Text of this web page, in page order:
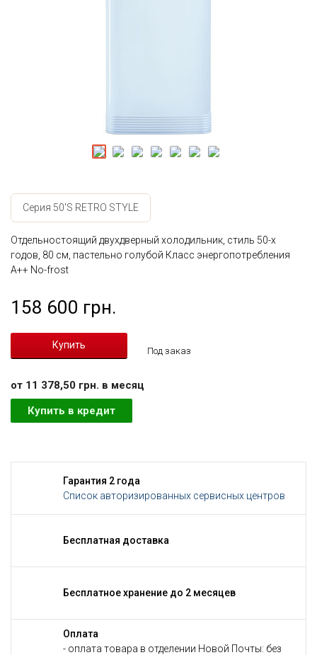
Серия 50'S RETRO STYLE
Отдельностоящий двухдверный холодильник, стиль 50-х
годов, 80 см, пастельно голубой Класс энергопотребления
А++ No-frost
158 600 грн.
Под заказ
от 11 378,50 грн. в месяц
Купить в кредит
Гарантия 2 года
Список авторизированных сервисных центров
Бесплатная доставка
Бесплатное хранение до 2 месяцев
Оплата
- оплата товара в отделении Новой Почты: без